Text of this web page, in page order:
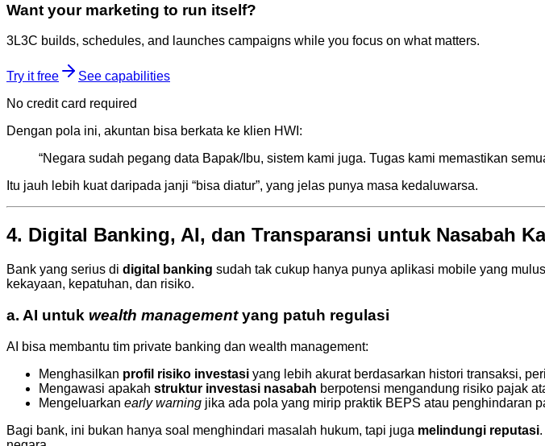
Want your marketing to run itself?
3L3C builds, schedules, and launches campaigns while you focus on what matters.
Try it free
See capabilities
No credit card required
Dengan pola ini, akuntan bisa berkata ke klien HWI:
“Negara sudah pegang data Bapak/Ibu, sistem kami juga. Tugas kami memastikan
Itu jauh lebih kuat daripada janji “bisa diatur”, yang jelas punya masa kedaluwarsa.
4. Digital Banking, AI, dan Transparansi untuk Nasabah
Bank yang serius di digital banking sudah tak cukup hanya punya aplikasi mobile yang
kekayaan, kepatuhan, dan risiko.
a. AI untuk wealth managementyang patuh regulasi
AI bisa membantu tim private banking dan wealth management:
Menghasilkan profil risiko investasi yang lebih akurat berdasarkan histori transaksi,
Mengawasi apakah struktur investasi nasabah berpotensi mengandung risiko pajak
Mengeluarkan early warning jika ada pola yang mirip praktik BEPS atau penghindaran
Bagi bank, ini bukan hanya soal menghindari masalah hukum, tapi juga melindungi reputasi